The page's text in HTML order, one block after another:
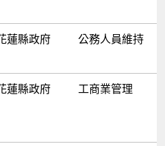
蓮縣政府 公務人員維持
蓮縣政府 工商業管理